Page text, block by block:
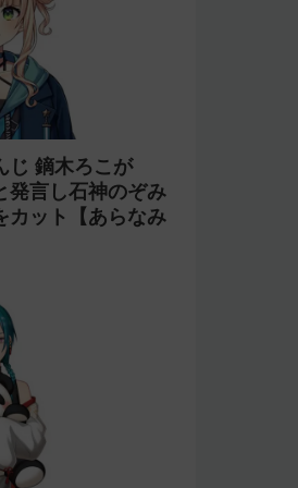
じ 鏑木ろこが
発言し石神のぞみ
ット【あらなみ